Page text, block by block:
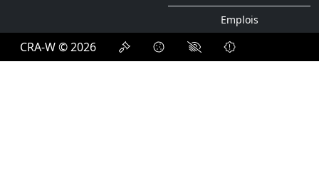
Emplois
CRA-W © 2026